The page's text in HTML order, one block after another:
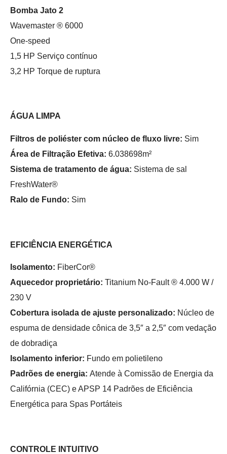
Bomba Jato 2
Wavemaster ® 6000
One-speed
1,5 HP Serviço contínuo
3,2 HP Torque de ruptura
ÁGUA LIMPA
Filtros de poliéster com núcleo de fluxo livre: Sim
Área de Filtração Efetiva: 6.038698m²
Sistema de tratamento de água: Sistema de sal
FreshWater®
Ralo de Fundo: Sim
EFICIÊNCIA ENERGÉTICA
Isolamento: FiberCor®
Aquecedor proprietário: Titanium No-Fault ® 4.000 W /
230 V
Cobertura isolada de ajuste personalizado: Núcleo de
espuma de densidade cônica de 3,5″ a 2,5″ com vedação
de dobradiça
Isolamento inferior: Fundo em polietileno
Padrões de energia: Atende à Comissão de Energia da
Califórnia (CEC) e APSP 14 Padrões de Eficiência
Energética para Spas Portáteis
CONTROLE INTUITIVO